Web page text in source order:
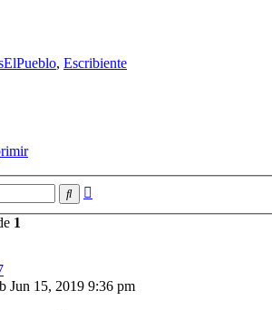
, Escribiente
Buscar
1
Jun 15, 2019 9:36 pm